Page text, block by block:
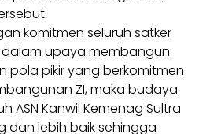
komitmen seluruh satker
dalam upaya membangun
pola pikir yang berkomitmen
ZI, maka budaya
ASN Kanwil Kemenag Sultra
dan lebih baik sehingga